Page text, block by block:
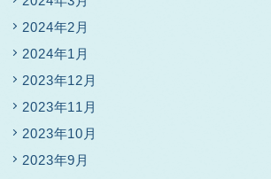
2024年2月
2024年1月
2023年12月
2023年11月
2023年10月
2023年9月